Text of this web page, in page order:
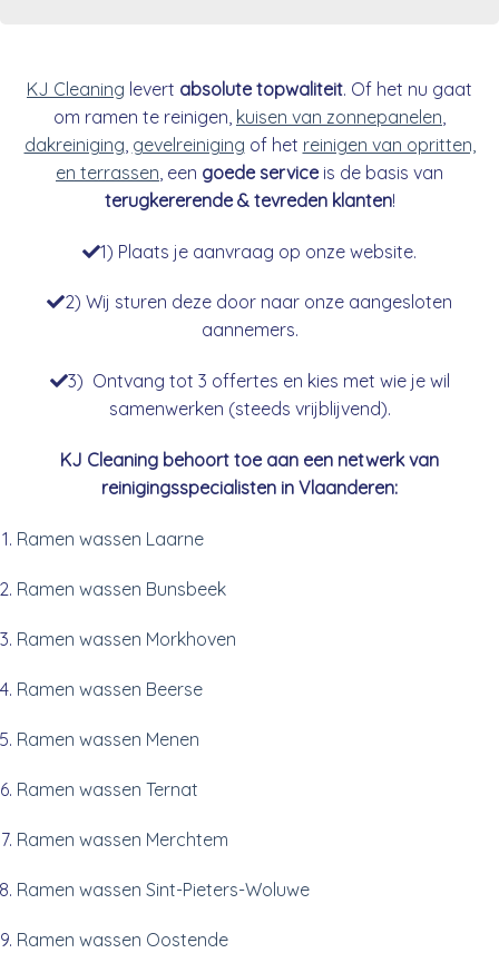
KJ Cleaning levert absolute topwaliteit. Of het nu gaat
om ramen te reinigen, kuisen van zonnepanelen
dakreiniging gevelreiniging of het reinigen van opritten,
en terrassen , een goede serviceis de basis van
terugkererende & tevreden klanten!
1) Plaats je aanvraag op onze website.
2) Wij sturen deze door naar onze aangesloten
aannemers.
3) Ontvang tot 3 offertes en kies met wie je wil
samenwerken (steeds vrijblijvend).
KJ Cleaning behoort toe aan een netwerk van
reinigingsspecialisten in Vlaanderen:
Ramen wassen Laarne
Ramen wassen Bunsbeek
Ramen wassen Morkhoven
Ramen wassen Beerse
Ramen wassen Menen
Ramen wassen Ternat
Ramen wassen Merchtem
Ramen wassen Sint-Pieters-Woluwe
Ramen wassen Oostende